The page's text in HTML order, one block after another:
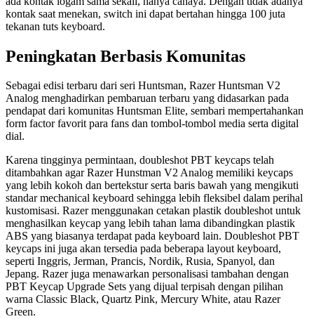
kontak saat menekan, switch ini dapat bertahan hingga 100 juta
tekanan tuts keyboard.
Peningkatan Berbasis Komunitas
Sebagai edisi terbaru dari seri Huntsman, Razer Huntsman V2
Analog menghadirkan pembaruan terbaru yang didasarkan pada
pendapat dari komunitas Huntsman Elite, sembari mempertahankan
form factor favorit para fans dan tombol-tombol media serta digital
dial.
Karena tingginya permintaan, doubleshot PBT keycaps telah
ditambahkan agar Razer Hunstman V2 Analog memiliki keycaps
yang lebih kokoh dan bertekstur serta baris bawah yang mengikuti
standar mechanical keyboard sehingga lebih fleksibel dalam perihal
kustomisasi. Razer menggunakan cetakan plastik doubleshot untuk
menghasilkan keycap yang lebih tahan lama dibandingkan plastik
ABS yang biasanya terdapat pada keyboard lain. Doubleshot PBT
keycaps ini juga akan tersedia pada beberapa layout keyboard,
seperti Inggris, Jerman, Prancis, Nordik, Rusia, Spanyol, dan
Jepang. Razer juga menawarkan personalisasi tambahan dengan
PBT Keycap Upgrade Sets yang dijual terpisah dengan pilihan
warna Classic Black, Quartz Pink, Mercury White, atau Razer
Green.